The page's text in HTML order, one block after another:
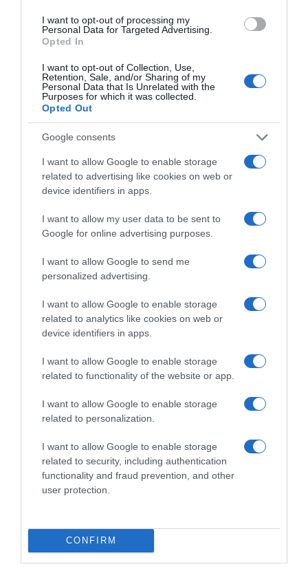
I want to opt-out of processing my
Personal Data for Targeted Advertising.
Opted In
I want to opt-out of Collection, Use,
Retention, Sale, and/or Sharing of my
Personal Data that Is Unrelated with the
Purposes for which it was collected.
Opted Out
Google consents
I want to allow Google to enable storage
related to advertising like cookies on web or
device identifiers in apps.
I want to allow my user data to be sent to
Google for online advertising purposes.
I want to allow Google to send me
personalized advertising.
I want to allow Google to enable storage
related to analytics like cookies on web or
device identifiers in apps.
I want to allow Google to enable storage
related to functionality of the website or app.
I want to allow Google to enable storage
related to personalization.
I want to allow Google to enable storage
related to security, including authentication
functionality and fraud prevention, and other
user protection.
CONFIRM
ΔΙΕΘΝΗ
ναυτιλία στην πρώτη γραμμή ενός
ακήρυχτου πολέμου
Στο επίκεντρο πλοία, πληρώματα λιμάνια και ενεργειακές
εγκαταστάσεις
ΔΙΕΘΝΗ